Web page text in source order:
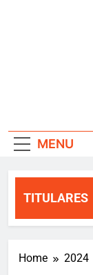
MENU
TITULARES
Home 2024